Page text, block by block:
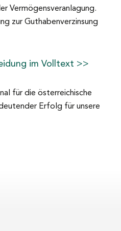
Vermögensveranlagung.
zur Guthabenverzinsung
im Volltext >>
für die österreichische
Erfolg für unsere